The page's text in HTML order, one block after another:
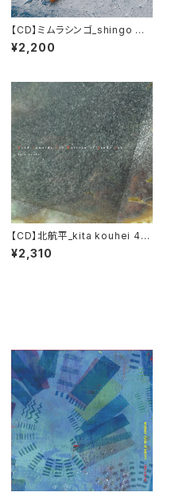
【CD】ミムラシンゴ_shingo mi
mura 1st Album『Heart Sky
Door』
¥2,200
【CD】北航平_kita kouhei 4th
Album『Head Towards The
Horizon Of Sandy Sea』
¥2,310